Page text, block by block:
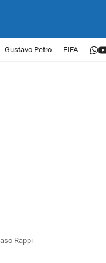
Gustavo Petro FIFA
Rappi